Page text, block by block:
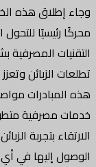
وجاء إطلاق هذه
محركًا رئيسيًا
التقنيات
تطلعات الزبائن
هذه المبادرات
خدمات مصرفية
الارتقاء بتجربة
الوصول إليها في